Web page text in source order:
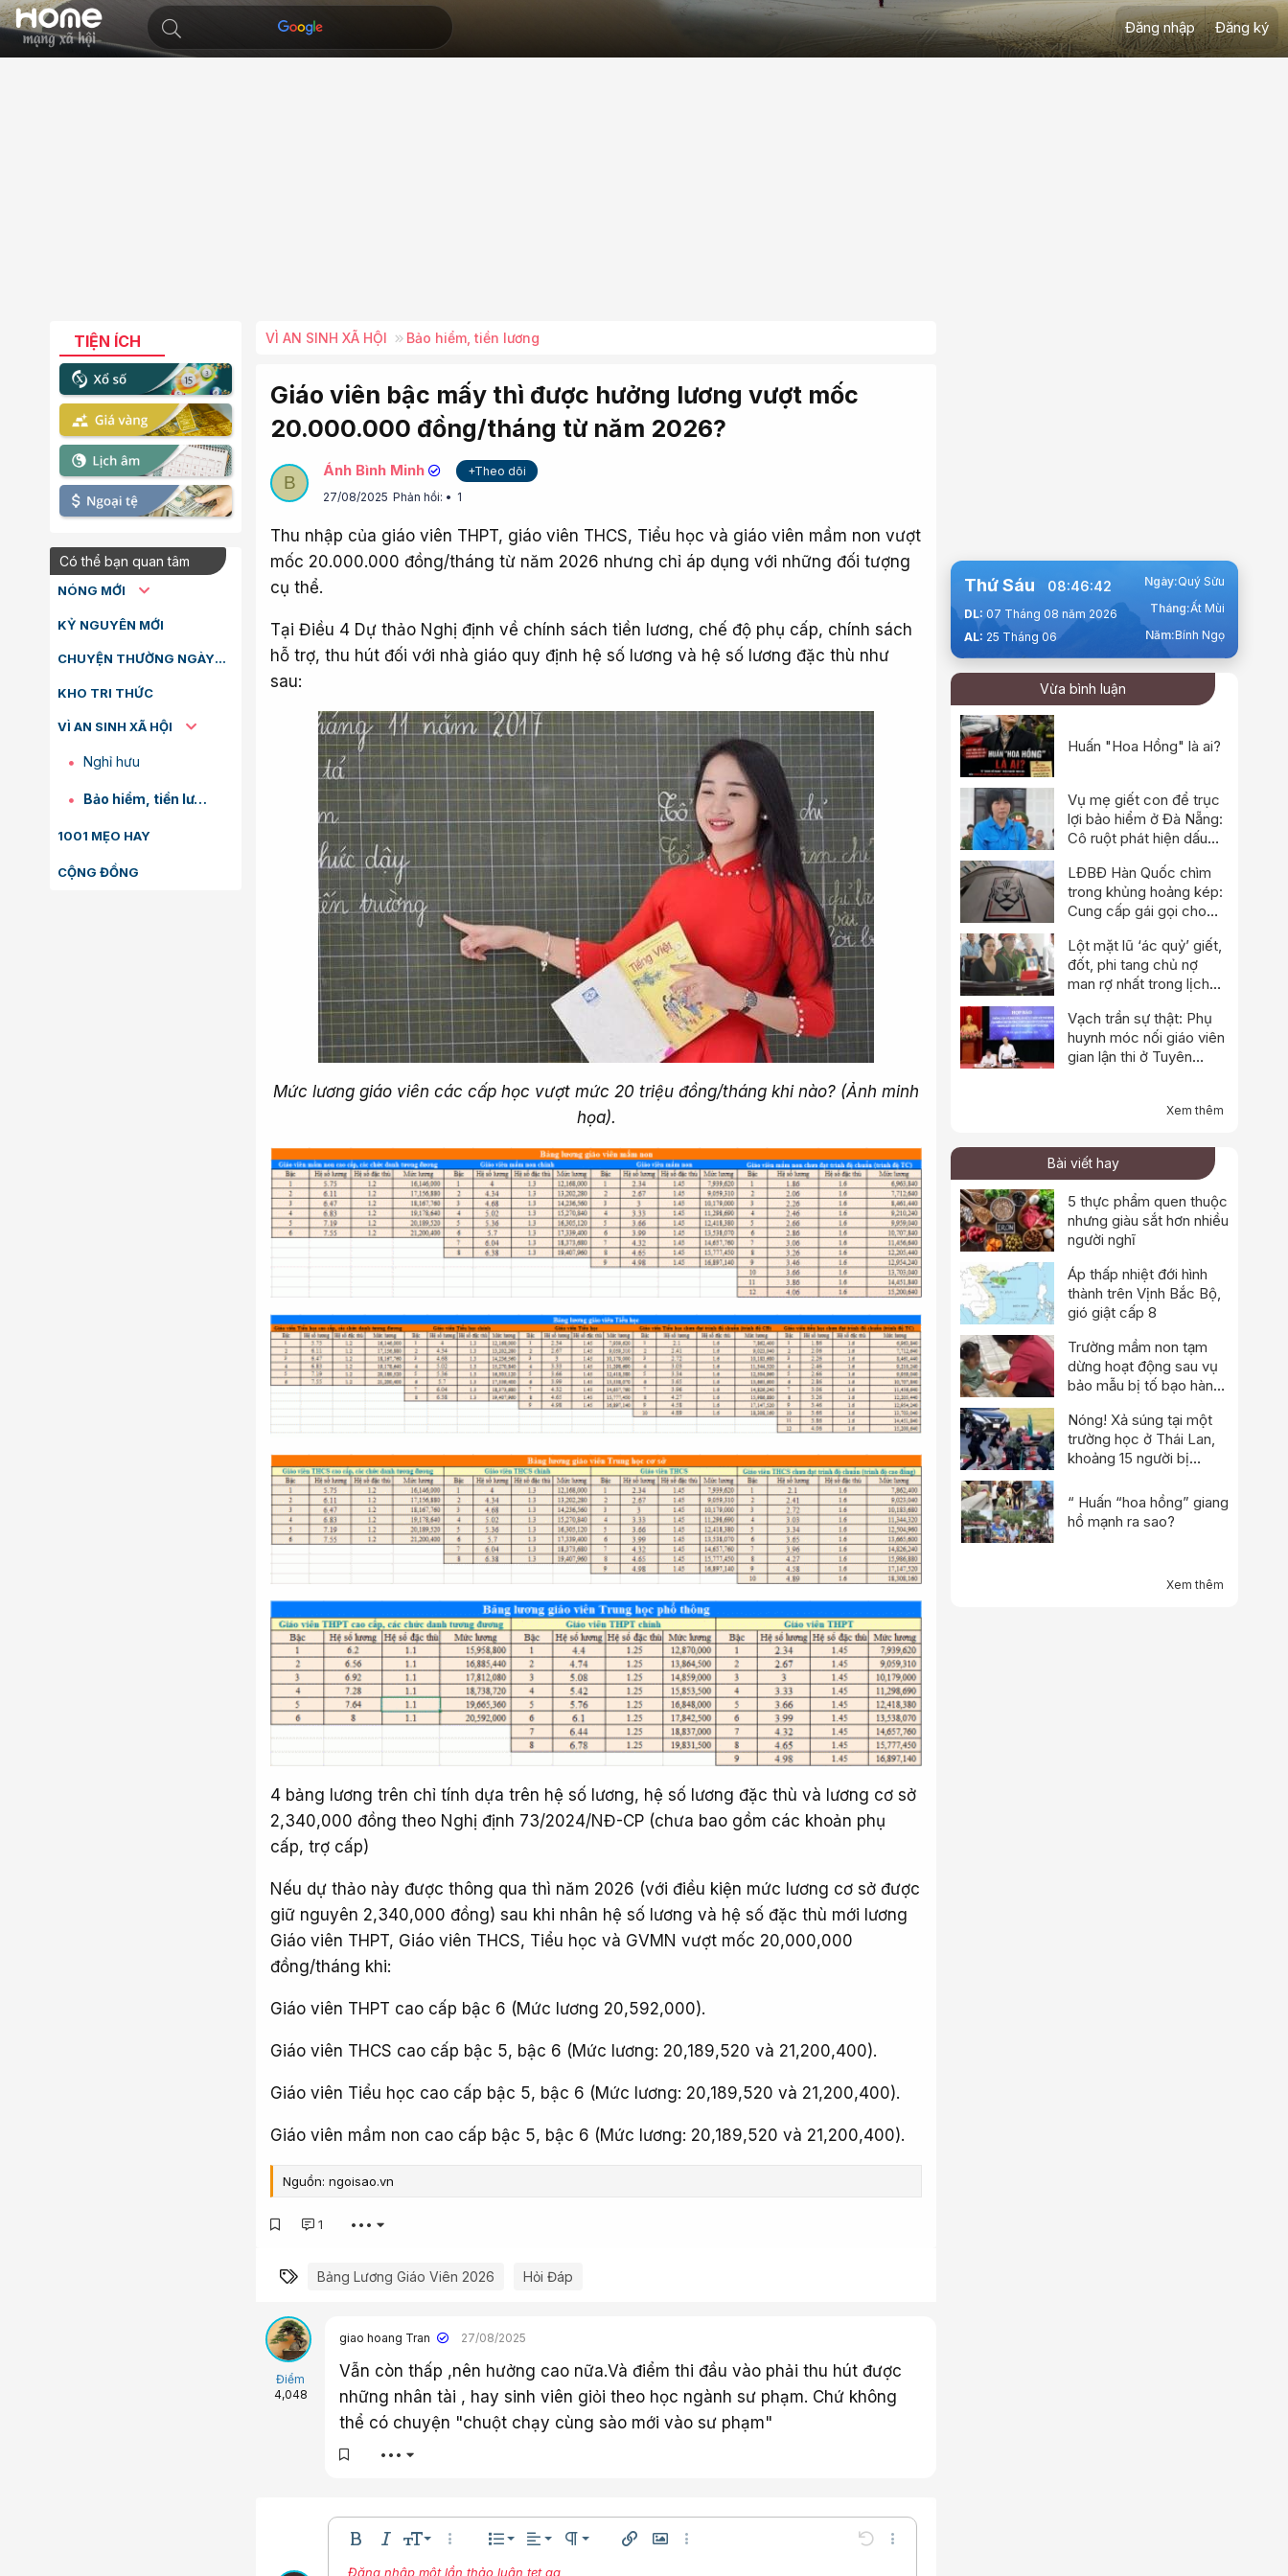
Đăng nhập Đăng ký
TIỆN ÍCH
Có thể bạn quan tâm
NÓNG MỚI
KỶ NGUYÊN MỚI
CHUYỆN THƯỜNG NGÀY
KHO TRI THỨC
VÌ AN SINH XÃ HỘI
Nghỉ hưu
Bảo hiểm, tiền lương
1001 MẸO HAY
CỘNG ĐỒNG
VÌ AN SINH XÃ HỘI Bảo hiểm, tiền lương
Giáo viên bậc mấy thì được hưởng lương vượt mốc
20.000.000 đồng/tháng từ năm 2026?
B
Ánh Bình Minh
+Theo dõi
27/08/2025 Phản hồi: 1
Thu nhập của giáo viên THPT, giáo viên THCS, Tiểu học và giáo viên mầm non vượt
mốc 20.000.000 đồng/tháng từ năm 2026 nhưng chỉ áp dụng với những đối tượng
cụ thể.
Tại Điều 4 Dự thảo Nghị định về chính sách tiền lương, chế độ phụ cấp, chính sách
hỗ trợ, thu hút đối với nhà giáo quy định hệ số lương và hệ số lương đặc thù như
sau:
Mức lương giáo viên các cấp học vượt mức 20 triệu đồng/tháng khi nào? (Ảnh minh
họa).
4 bảng lương trên chỉ tính dựa trên hệ số lương, hệ số lương đặc thù và lương cơ sở
2,340,000 đồng theo Nghị định 73/2024/NĐ-CP (chưa bao gồm các khoản phụ
cấp, trợ cấp)
Nếu dự thảo này được thông qua thì năm 2026 (với điều kiện mức lương cơ sở được
giữ nguyên 2,340,000 đồng) sau khi nhân hệ số lương và hệ số đặc thù mới lương
Giáo viên THPT, Giáo viên THCS, Tiểu học và GVMN vượt mốc 20,000,000
đồng/tháng khi:
Giáo viên THPT cao cấp bậc 6 (Mức lương 20,592,000).
Giáo viên THCS cao cấp bậc 5, bậc 6 (Mức lương: 20,189,520 và 21,200,400).
Giáo viên Tiểu học cao cấp bậc 5, bậc 6 (Mức lương: 20,189,520 và 21,200,400).
Giáo viên mầm non cao cấp bậc 5, bậc 6 (Mức lương: 20,189,520 và 21,200,400).
Nguồn: ngoisao.vn
1 •••
Từ khóa
Bảng Lương Giáo Viên 2026 Hỏi Đáp
Điểm
4,048
giao hoang Tran 27/08/2025
Vẫn còn thấp ,nên hưởng cao nữa.Và điểm thi đầu vào phải thu hút được
những nhân tài , hay sinh viên giỏi theo học ngành sư phạm. Chứ không
thể có chuyện "chuột chạy cùng sào mới vào sư phạm"
•••
Bold In nghiêng
Kích thước
10
Thêm tùy chọn…
Danh sáchDanh sách có thứ tự
Căn lề
Căn trái
Paragraph format
Normal Chèn liên kết
Chèn hình ảnh
Thêm tùy chọn… Undo Thêm tùy chọn…
Đăng nhập một lần thảo luận tẹt ga
Thứ Sáu 08:46:43
DL: 07 Tháng 08 năm 2026
AL: 25 Tháng 06
Ngày:Quý Sửu
Tháng:Ất Mùi
Năm:Bính Ngọ
Vừa bình luận
Huấn "Hoa Hồng" là ai?
Vụ mẹ giết con để trục
lợi bảo hiểm ở Đà Nẵng:
Cô ruột phát hiện dấu
LĐBĐ Hàn Quốc chìm
trong khủng hoảng kép:
Cung cấp gái gọi cho
kích trụ sở
Lột mặt lũ ‘ác quỷ’ giết,
đốt, phi tang chủ nợ
man rợ nhất trong lịch
Vạch trần sự thật: Phụ
huynh móc nối giáo viên
gian lận thi ở Tuyên
Xem thêm
Bài viết hay
5 thực phẩm quen thuộc
nhưng giàu sắt hơn nhiều
người nghĩ
Áp thấp nhiệt đới hình
thành trên Vịnh Bắc Bộ,
gió giật cấp 8
Trường mầm non tạm
dừng hoạt động sau vụ
bảo mẫu bị tố bạo hành
Nóng! Xả súng tại một
trường học ở Thái Lan,
khoảng 15 người bị
“ Huấn “hoa hồng” giang
hồ mạnh ra sao?
Xem thêm